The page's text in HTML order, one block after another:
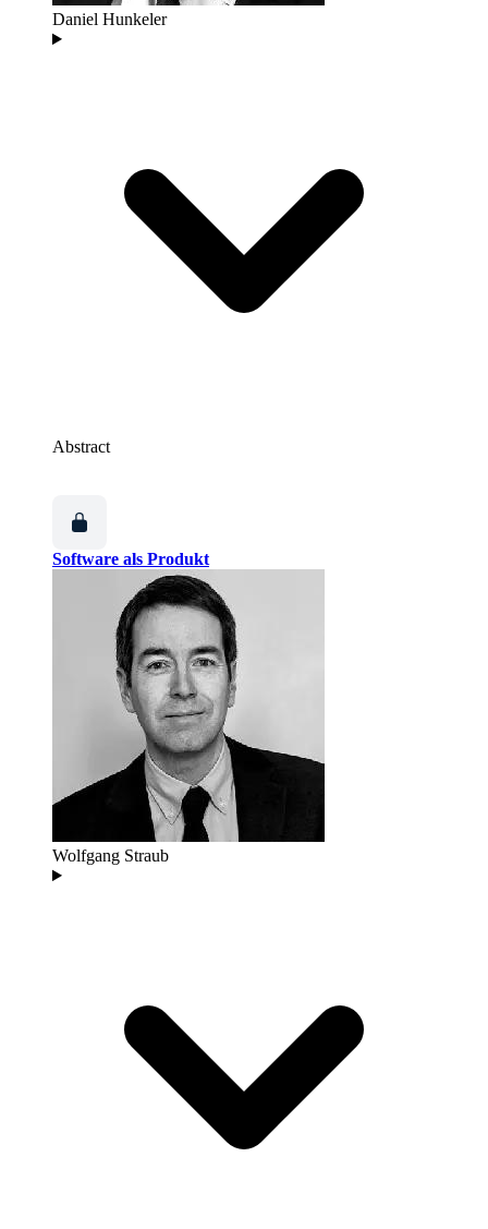
Daniel Hunkeler
Abstract
Software als Produkt
Wolfgang Straub